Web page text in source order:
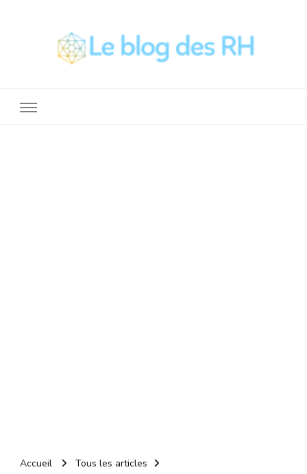
Accueil
Tous les articles